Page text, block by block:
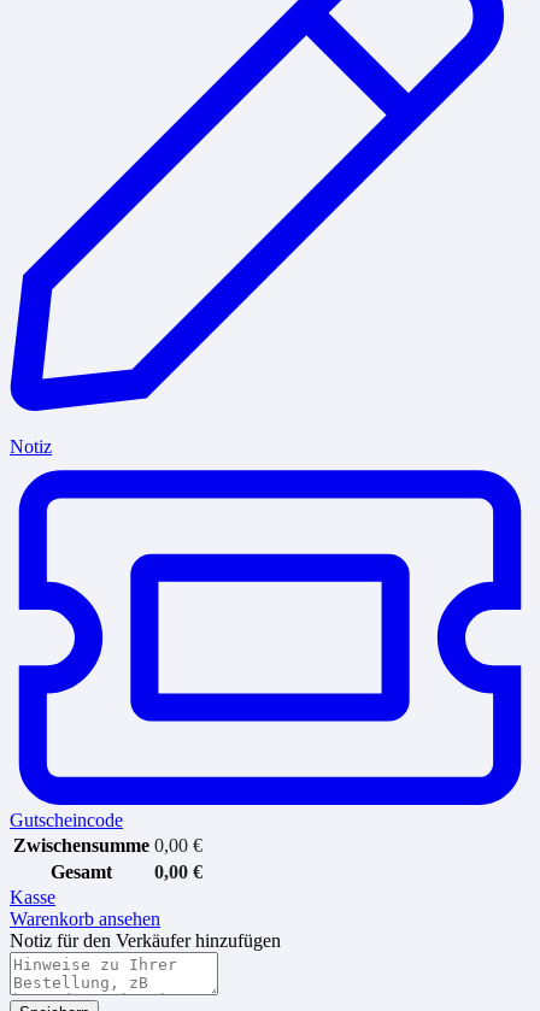
Notiz
Gutscheincode
Zwischensumme 0,00 €
Gesamt
0,00 €
Kasse
Warenkorb ansehen
Notiz für den Verkäufer hinzufügen